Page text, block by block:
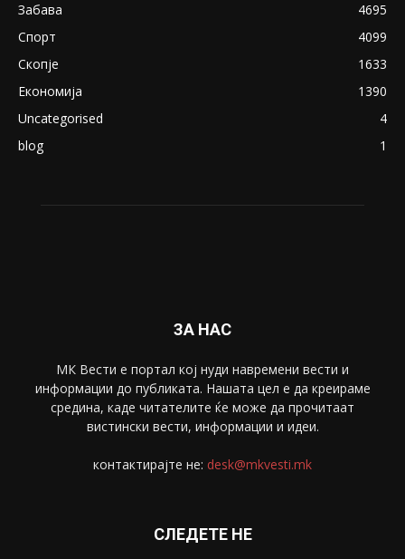
Забава
4695
Спорт
4099
Скопје
1633
Економија
1390
Uncategorised
4
blog
1
ЗА НАС
МК Вести е портал коj нуди навремени вести и
информации до публиката. Нашата цел е да креираме
средина, каде читателите ќе може да прочитаат
вистински вести, информации и идеи.
контактирајте не: desk@mkvesti.mk
СЛЕДЕТЕ НЕ